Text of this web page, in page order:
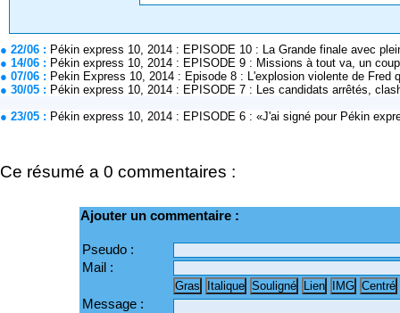
● 22/06 : Pékin express 10, 2014 : EPISODE 10 : La Grande finale avec
● 14/06 : Pékin express 10, 2014 : EPISODE 9 : Missions à tout va, un
● 07/06 : Pekin Express 10, 2014 : Episode 8 : L'explosion violente de Fred
● 30/05 : Pékin express 10, 2014 : EPISODE 7 : Les candidats arrêtés,
● 23/05 : Pékin express 10, 2014 : EPISODE 6 : «J'ai signé pour Pékin
Ce résumé a 0 commentaires :
Ajouter un commentaire :
Pseudo :
Mail :
Message :